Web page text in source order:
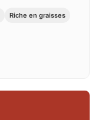
Riche en graisses